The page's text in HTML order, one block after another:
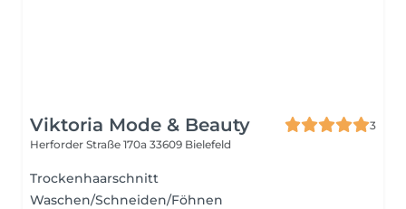
Viktoria Mode & Beauty
3
Herforder Straße 170a 33609 Bielefeld
Trockenhaarschnitt
Waschen/Schneiden/Föhnen